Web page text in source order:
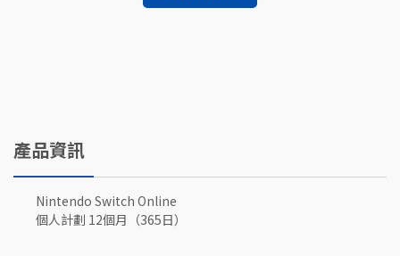
產品資訊
Nintendo Switch Online
個人計劃 12個月（365日）